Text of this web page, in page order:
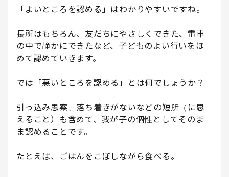
「よいところを認める」はわかりやすいですね。
長所はもちろん、友だちにやさしくできた、電車
の中で静かにできたなど、子どものよい行いをほ
めて認めていきます。
では「悪いところを認める」とは何でしょうか？
引っ込み思案、落ち着きがないなどの短所（に思
えること）も含めて、我が子の個性としてそのま
ま認めることです。
たとえば、ごはんをこぼしながら食べる。